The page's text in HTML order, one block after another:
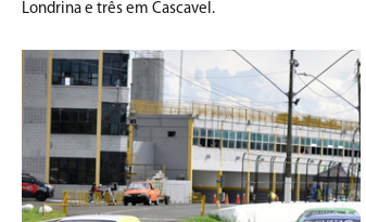
Londrina e três em Cascavel.